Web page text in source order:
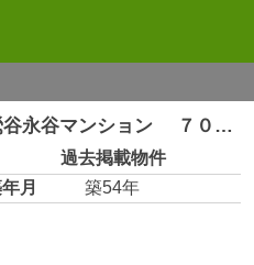
鶯谷永谷マンション ７０３号室
過去掲載物件
月
築54年